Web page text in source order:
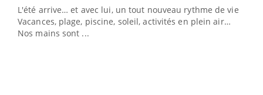
L'été arrive… et avec lui, un tout nouveau rythme de vie !
Vacances, plage, piscine, soleil, activités en plein air…
Nos mains sont ...